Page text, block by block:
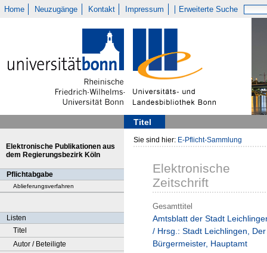
Home Neuzugänge Kontakt Impressum Erweiterte Suche
Titel
Elektronische Publikationen aus
dem Regierungsbezirk Köln
Pflichtabgabe
Ablieferungsverfahren
Listen
Titel
Autor / Beteiligte
Sie sind hier: E-Pflicht-Sammlung
Elektronische
Zeitschrift
Gesamttitel
Amtsblatt der Stadt
/ Hrsg.: Stadt Leichlingen, Der
Bürgermeister, Hauptamt